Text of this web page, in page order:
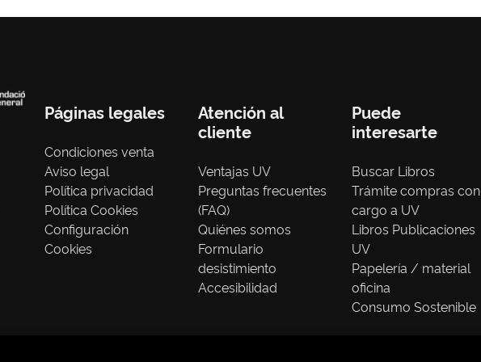
Páginas legales
Condiciones venta
Aviso legal
Política privacidad
Política Cookies
Configuración
Cookies
Atención al
cliente
Ventajas UV
Preguntas frecuentes
(FAQ)
Quiénes somos
Formulario
desistimiento
Accesibilidad
Puede
interesarte
Buscar Libros
Trámite compras con
cargo a UV
Libros Publicaciones
UV
Papelería / material
oficina
Consumo Sostenible